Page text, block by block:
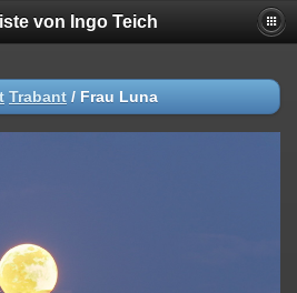
von Ingo Teich
Trabant / Frau Luna